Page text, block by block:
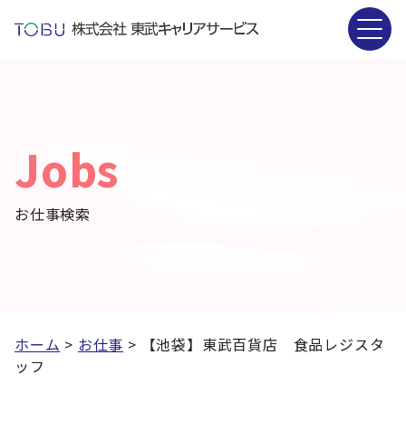
Jobs
お仕事検索
ホーム > お仕事 >
【池袋】東武百貨店 食品レジスタ
ッフ